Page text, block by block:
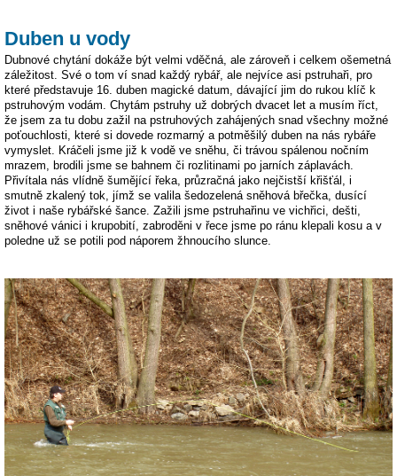
Duben u vody
Dubnové chytání dokáže být velmi vděčná, ale zároveň i celkem ošemetná
záležitost. Své o tom ví snad každý rybář, ale nejvíce asi pstruhaři, pro
které představuje 16. duben magické datum, dávající jim do rukou klíč k
pstruhovým vodám. Chytám pstruhy už dobrých dvacet let a musím říct,
že jsem za tu dobu zažil na pstruhových zahájených snad všechny možné
poťouchlosti, které si dovede rozmarný a potměšilý duben na nás rybáře
vymyslet. Kráčeli jsme již k vodě ve sněhu, či trávou spálenou nočním
mrazem, brodili jsme se bahnem či rozlitinami po jarních záplavách.
Přivítala nás vlídně šumějící řeka, průzračná jako nejčistší křišťál, i
smutně zkalený tok, jímž se valila šedozelená sněhová břečka, dusící
život i naše rybářské šance. Zažili jsme pstruhařinu ve vichřici, dešti,
sněhové vánici i krupobití, zabroděni v řece jsme po ránu klepali kosu a v
poledne už se potili pod náporem žhnoucího slunce.